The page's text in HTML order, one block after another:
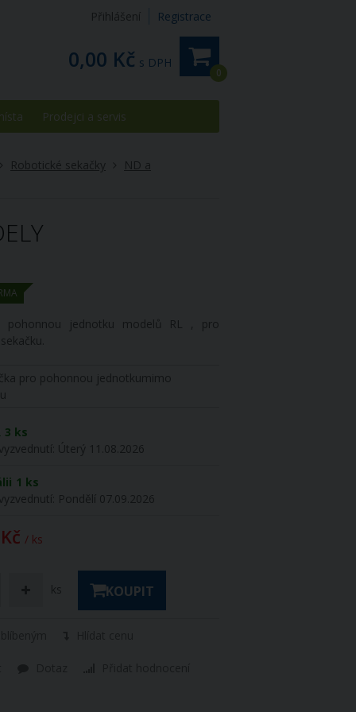
Přihlášení Registrace
0
0,00 Kč s DPH
Prodejci a servis
Robotické sekačky
ND a
pohonnou jednotku modelů RL , pro
pro pohonnou jednotkumimo
3 ks
Úterý 11.08.2026
1 ks
Pondělí 07.09.2026
/ ks
ks KOUPIT